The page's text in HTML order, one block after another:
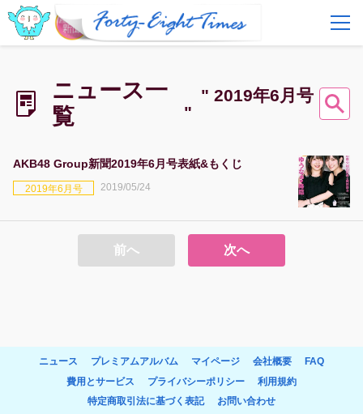
FAQ
ニュース一
覧
" 2019年6月号
"
AKB48 Group新聞2019年6月号表紙&もくじ
2019年6月号 2019/05/24
前へ 次へ
ニュース プレミアムアルバム マイページ 会社概要
FAQ
費用とサービス
プライバシーポリシー
利用規約
特定商取引法に基づく表記
お問い合わせ